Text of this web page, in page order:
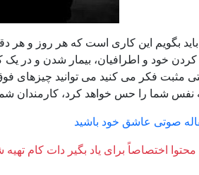
بگویم این کاری است که هر روز و هر
کردن خود و اطرافیان، بیمار شدن و در یک
مثبت فکر می کنید می توانید چیزهای
نفس شما را حس خواهد کرد، کارمندان
صوتی عاشق خود باشید
محتوا اختصاصاً برای یاد بگیر دات کام